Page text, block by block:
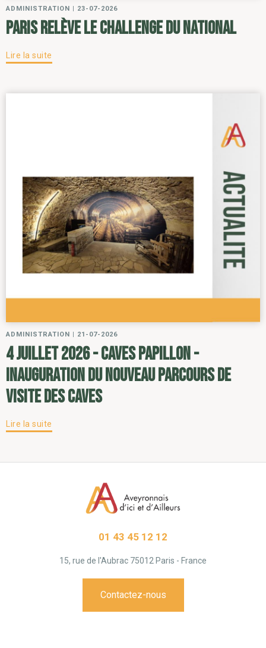
ADMINISTRATION | 23-07-2026
Paris relève le challenge du National
Lire la suite
ADMINISTRATION | 21-07-2026
4 juillet 2026 - Caves Papillon -
inauguration du nouveau parcours de
visite des caves
Lire la suite
01 43 45 12 12
15, rue de l'Aubrac 75012 Paris - France
Contactez-nous